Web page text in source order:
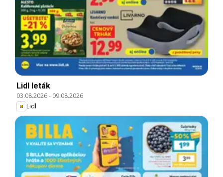
Lidl leták
03.08.2026- 09.08.2026
Lidl